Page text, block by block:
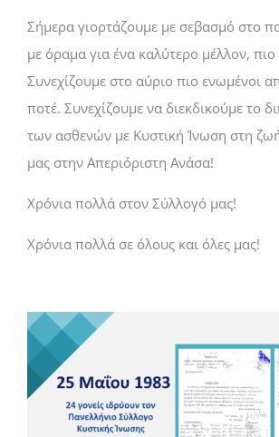
Σήμερα γιορτάζουμε με σεβασμό στο
με όραμα για ένα καλύτερο μέλλον, πιο
Συνεχίζουμε στο αύριο πιο ενωμένοι
ποτέ. Συνεχίζουμε να διεκδικούμε το
των ασθενών με Κυστική Ίνωση στη
μας στην Απεριόριστη Ανάσα!
Χρόνια πολλά στον Σύλλογό μας!
Χρόνια πολλά σε όλους και όλες μας!